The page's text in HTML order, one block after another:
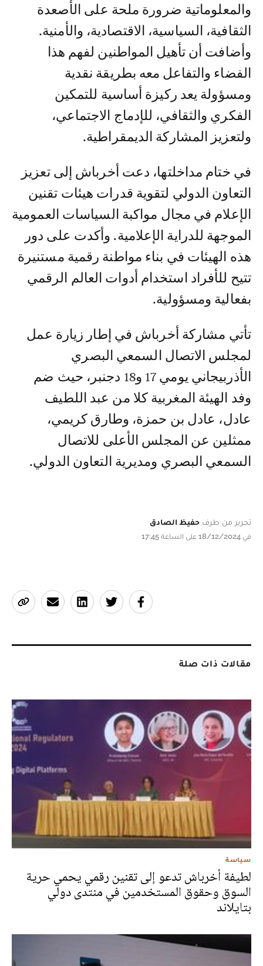
والمعلوماتية ضرورة ملحة على الأصعدة
الثقافية، السياسية، الاقتصادية، والأمنية.
وأضافت أن تأهيل المواطنين لفهم هذا
الفضاء والتفاعل معه بطريقة نقدية
ومسؤولة يعد ركيزة أساسية للتمكين
الفكري والثقافي، للإدماج الاجتماعي،
ولتعزيز المشاركة الديمقراطية.
في ختام مداخلتها، دعت أخرباش إلى تعزيز
التعاون الدولي لتقوية قدرات هيئات تقنين
الإعلام في مجال مواكبة السياسات العمومية
الموجهة للدراية الإعلامية. وأكدت على دور
هذه الهيئات في بناء مواطنة رقمية مستنيرة
تتيح للأفراد استخدام أدوات العالم الرقمي
بفعالية ومسؤولية.
تأتي مشاركة أخرباش في إطار زيارة عمل
لمجلس الاتصال السمعي البصري
الأذربيجاني يومي 17 و18 دجنبر، حيث ضم
وفد الهيئة المغربية كلا من عبد اللطيف
عادل، عادل بن حمزة، وطارق كريمي،
ممثلين عن المجلس الأعلى للاتصال
السمعي البصري ومديرية التعاون الدولي.
تحرير من طرف حفيظ الصادق
في 18/12/2024 على الساعة 17:45
مقالات ذات صلة
سياسة
لطيفة أخرباش تدعو إلى تقنين رقمي يحمي حرية
السوق وحقوق المستخدمين في منتدى دولي
بتايلاند